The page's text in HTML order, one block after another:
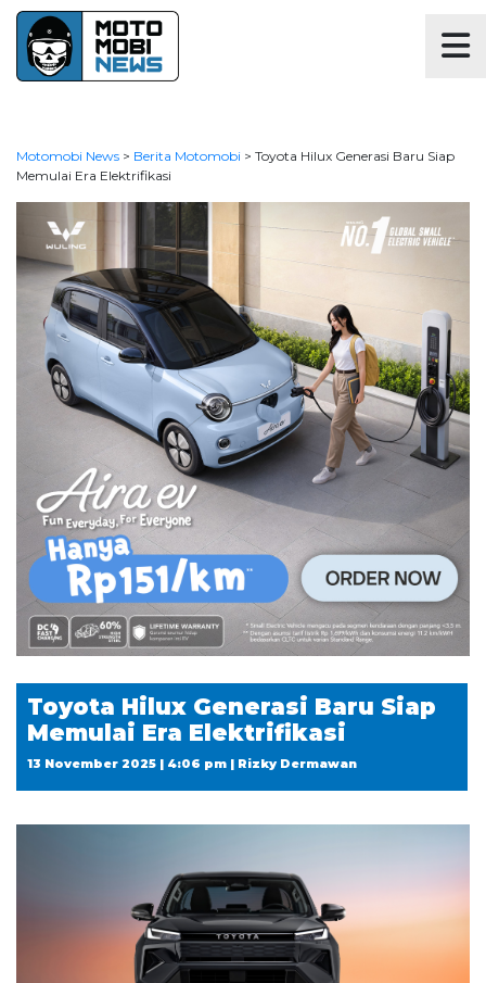
Motomobi News > Berita Motomobi > Toyota Hilux Generasi Baru Siap
Memulai Era Elektrifikasi
Toyota Hilux Generasi Baru Siap
Memulai Era Elektrifikasi
13 November 2025 | 4:06 pm | Rizky Dermawan